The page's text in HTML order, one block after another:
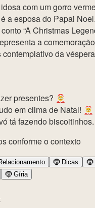
com um gorro
a esposa do Papai
“A Christmas
a
da
presentes? 🤶
em clima de Natal! 🤶
tá fazendo
conforme o contexto
🤶Dicas 🤶
🤶Gíria